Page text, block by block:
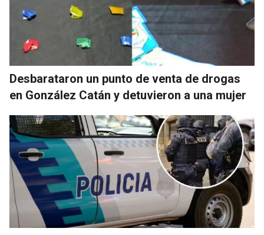
Desbarataron un punto de venta de drogas
en González Catán y detuvieron a una mujer